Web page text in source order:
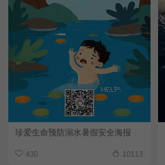
珍爱生命预防溺水暑假安全海报
430 10113